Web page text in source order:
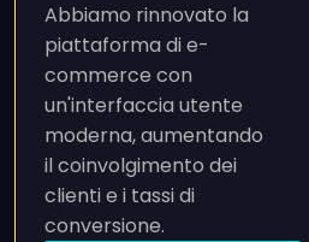
Abbiamo rinnovato la
piattaforma di e-
commerce con
un'interfaccia utente
moderna, aumentando
il coinvolgimento dei
clienti e i tassi di
conversione.